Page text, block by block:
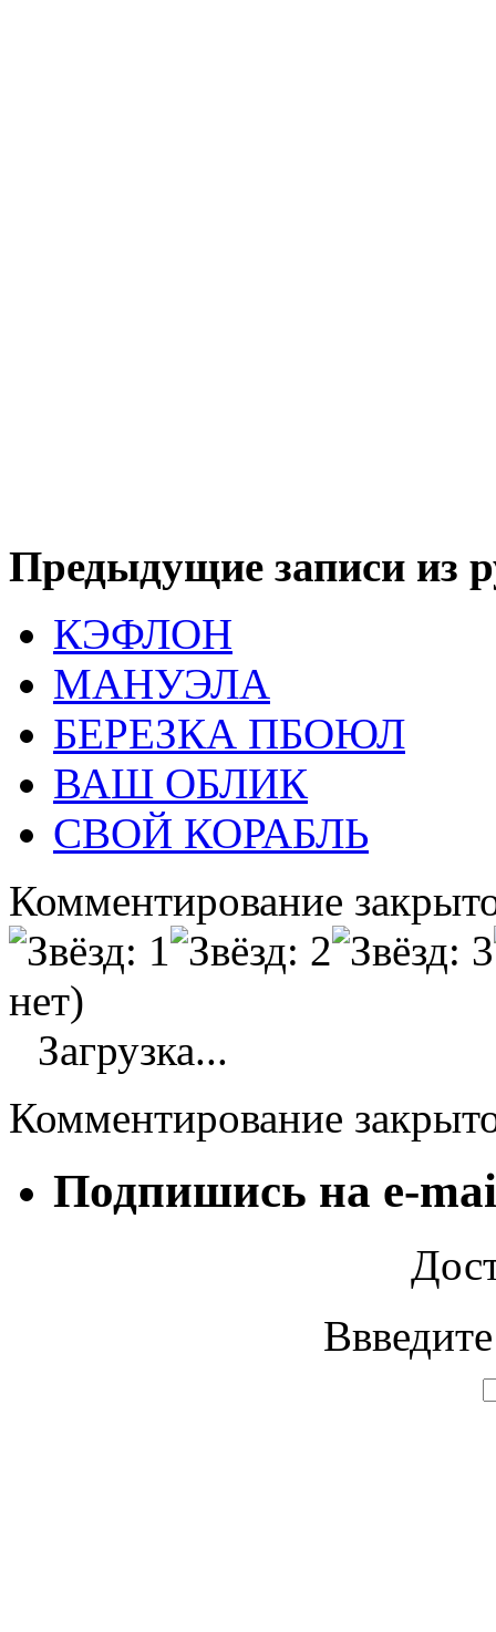
Предыдущие записи из
КЭФЛОН
МАНУЭЛА
БЕРЕЗКА ПБОЮЛ
ВАШ ОБЛИК
СВОЙ КОРАБЛЬ
Комментирование
нет)
Загрузка...
Комментирование
Подпишись на e-